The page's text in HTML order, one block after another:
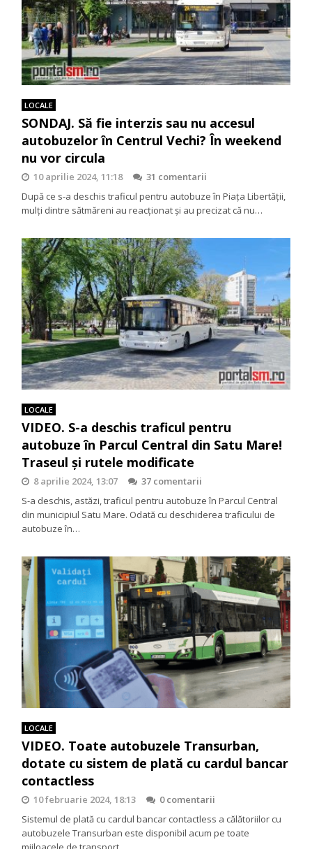
LOCALE
SONDAJ. Să fie interzis sau nu accesul
autobuzelor în Centrul Vechi? În weekend
nu vor circula
10 aprilie 2024, 11:18
31 comentarii
După ce s-a deschis traficul pentru autobuze în Piața Libertății,
mulți dintre sătmăreni au reacționat și au precizat că nu…
LOCALE
VIDEO. S-a deschis traficul pentru
autobuze în Parcul Central din Satu Mare!
Traseul și rutele modificate
8 aprilie 2024, 13:07
37 comentarii
S-a deschis, astăzi, traficul pentru autobuze în Parcul Central
din municipiul Satu Mare. Odată cu deschiderea traficului de
autobuze în…
LOCALE
VIDEO. Toate autobuzele Transurban,
dotate cu sistem de plată cu cardul bancar
contactless
10 februarie 2024, 18:13
0 comentarii
Sistemul de plată cu cardul bancar contactless a călătoriilor cu
autobuzele Transurban este disponibil acum pe toate